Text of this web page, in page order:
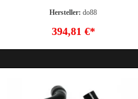
Hersteller:do88
394,81 €*